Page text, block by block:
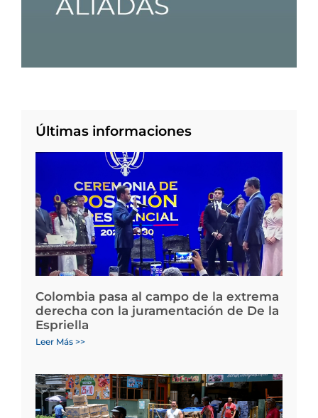
Últimas informaciones
Colombia pasa al campo de la extrema
derecha con la juramentación de De la
Espriella
Leer Más >>